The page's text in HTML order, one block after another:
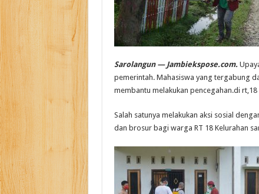
Sarolangun — Jambiekspose.com.
pemerintah. Mahasiswa yang tergabung
membantu melakukan pencegahan.di
Salah satunya melakukan aksi sosial
dan brosur bagi warga RT 18 Kelurahan